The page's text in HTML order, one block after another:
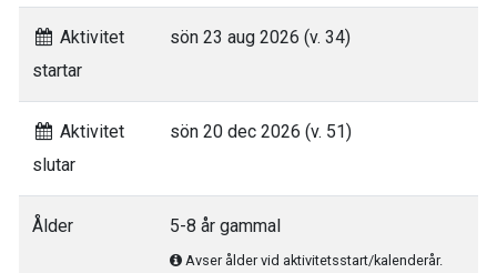
Aktivitet
startar
sön 23 aug 2026 (v. 34)
Aktivitet
slutar
sön 20 dec 2026 (v. 51)
Ålder 5-8 år gammal
Avser ålder vid aktivitetsstart/kalenderår.